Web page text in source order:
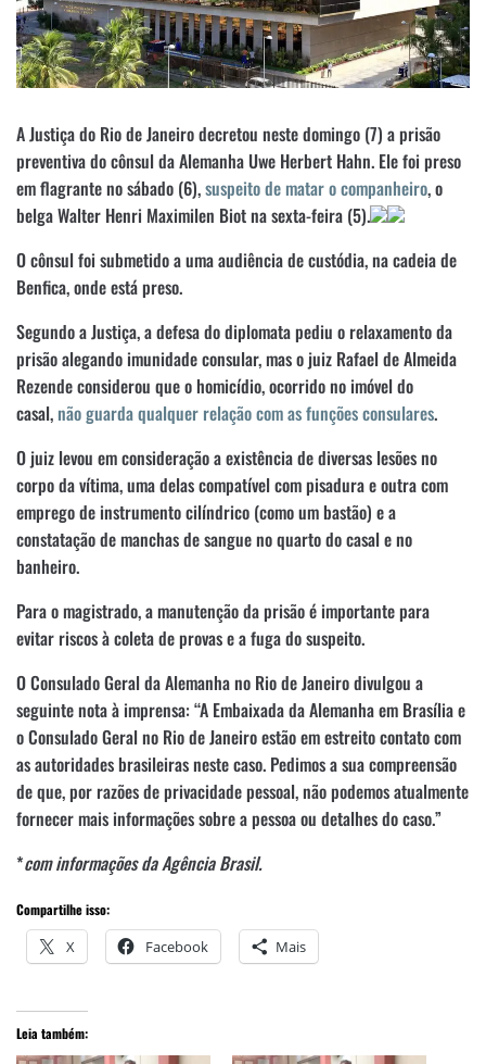
A Justiça do Rio de Janeiro decretou neste domingo (7) a prisão
preventiva do cônsul da Alemanha Uwe Herbert Hahn. Ele foi preso
em flagrante no sábado (6),suspeito de matar o companheiro, o
belga Walter Henri Maximilen Biot na sexta-feira (5).
O cônsul foi submetido a uma audiência de custódia, na cadeia de
Benfica, onde está preso.
Segundo a Justiça, a defesa do diplomata pediu o relaxamento da
prisão alegando imunidade consular, mas o juiz Rafael de Almeida
Rezende considerou que o homicídio, ocorrido no imóvel do
casal,não guarda qualquer relação com as funções consulares.
O juiz levou em consideração a existência de diversas lesões no
corpo da vítima, uma delas compatível com pisadura e outra com
emprego de instrumento cilíndrico (como um bastão) e a
constatação de manchas de sangue no quarto do casal e no
banheiro.
Para o magistrado, a manutenção da prisão é importante para
evitar riscos à coleta de provas e a fuga do suspeito.
O Consulado Geral da Alemanha no Rio de Janeiro divulgou a
seguinte nota à imprensa: “A Embaixada da Alemanha em Brasília e
o Consulado Geral no Rio de Janeiro estão em estreito contato com
as autoridades brasileiras neste caso. Pedimos a sua compreensão
de que, por razões de privacidade pessoal, não podemos atualmente
fornecer mais informações sobre a pessoa ou detalhes do caso.”
*com informações da Agência Brasil.
Compartilhe isso:
X Facebook Mais
Leia também: